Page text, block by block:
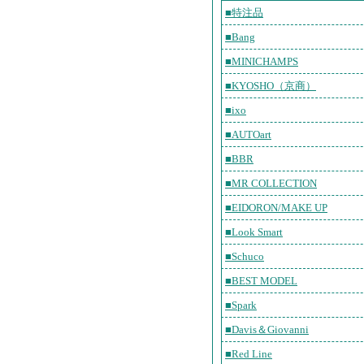
■特注品
■Bang
■MINICHAMPS
■KYOSHO（京商）
■ixo
■AUTOart
■BBR
■MR COLLECTION
■EIDORON/MAKE UP
■Look Smart
■Schuco
■BEST MODEL
■Spark
■Davis＆Giovanni
■Red Line